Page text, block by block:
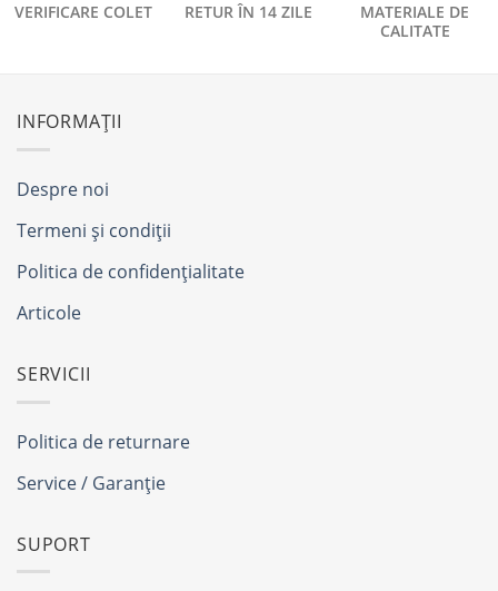
VERIFICARE COLET RETUR ÎN 14 ZILE
MATERIALE DE
CALITATE
INFORMAȚII
Despre noi
Termeni și condiții
Politica de confidențialitate
Articole
SERVICII
Politica de returnare
Service / Garanție
SUPORT